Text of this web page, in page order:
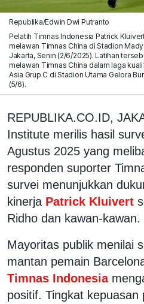
Republika/Edwin Dwi Putranto
Pelatih Timnas Indonesia Patrick
melawan Timnas China di Stadion
Jakarta, Senin (2/6/2025). Latihan
melawan Timnas China dalam laga
Asia Grup C di Stadion Utama Gelora
(5/6).
REPUBLIKA.CO.ID,
Institute merilis hasil
Agustus 2025 yang
responden suporter
survei menunjukkan
kinerja Patrick Kluivert
Ridho dan kawan-kawan.
Mayoritas publik menilai
mantan pemain
Timnas Indonesia
positif. Tingkat kepuasan